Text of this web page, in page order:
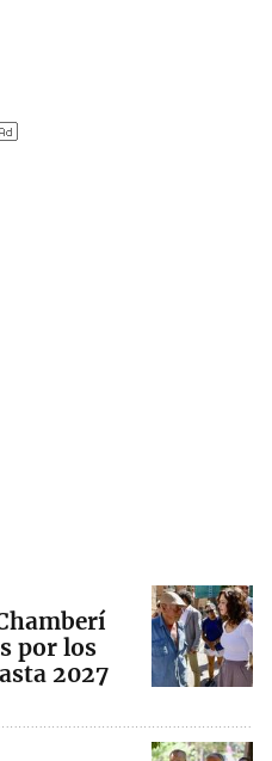
por los
2027